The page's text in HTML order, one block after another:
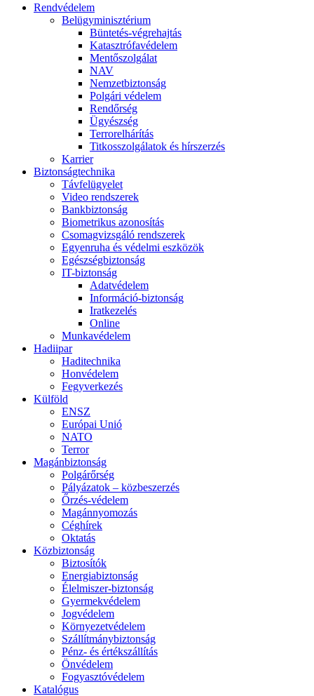
Rendvédelem
Belügyminisztérium
Büntetés-végrehajtás
Katasztrófavédelem
Mentőszolgálat
NAV
Nemzetbiztonság
Polgári védelem
Rendőrség
Ügyészség
Terrorelhárítás
Titkosszolgálatok és hírszerzés
Karrier
Biztonságtechnika
Távfelügyelet
Video rendszerek
Bankbiztonság
Biometrikus azonosítás
Csomagvizsgáló rendszerek
Egyenruha és védelmi eszközök
Egészségbiztonság
IT-biztonság
Adatvédelem
Információ-biztonság
Iratkezelés
Online
Munkavédelem
Hadiipar
Haditechnika
Honvédelem
Fegyverkezés
Külföld
ENSZ
Európai Unió
NATO
Terror
Magánbiztonság
Polgárőrség
Pályázatok – közbeszerzés
Őrzés-védelem
Magánnyomozás
Céghírek
Oktatás
Közbiztonság
Biztosítók
Energiabiztonság
Élelmiszer-biztonság
Gyermekvédelem
Jogvédelem
Környezetvédelem
Szállítmánybiztonság
Pénz- és értékszállítás
Önvédelem
Fogyasztóvédelem
Katalógus